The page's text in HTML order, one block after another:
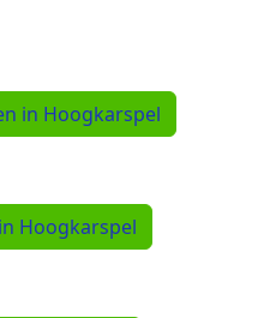
in Hoogkarspel
Hoogkarspel